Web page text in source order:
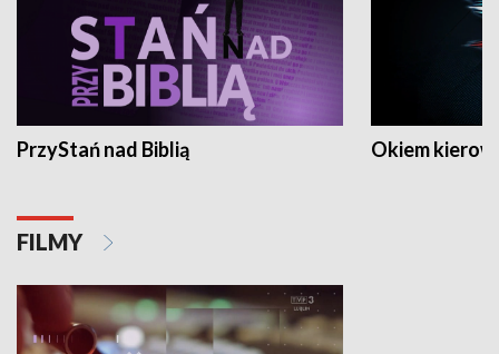
PrzyStań nad Biblią Okiem
FILMY